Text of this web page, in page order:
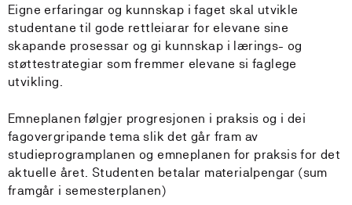
Eigne erfaringar og kunnskap i faget skal utvikle
studentane til gode rettleiarar for elevane sine
skapande prosessar og gi kunnskap i lærings- og
støttestrategiar som fremmer elevane si faglege
utvikling.
Emneplanen følgjer progresjonen i praksis og i dei
fagovergripande tema slik det går fram av
studieprogramplanen og emneplanen for praksis for det
aktuelle året. Studenten betalar materialpengar (sum
framgår i semesterplanen)